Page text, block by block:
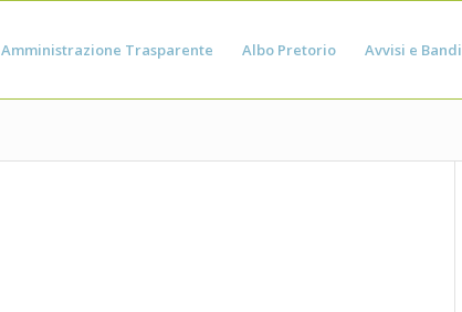
Amministrazione Trasparente Albo Pretorio Avvisi e Bandi